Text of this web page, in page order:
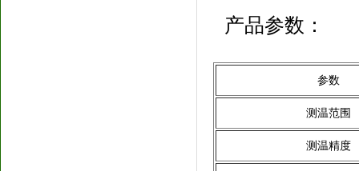
产品参数：
参数
测温范围
测温精度